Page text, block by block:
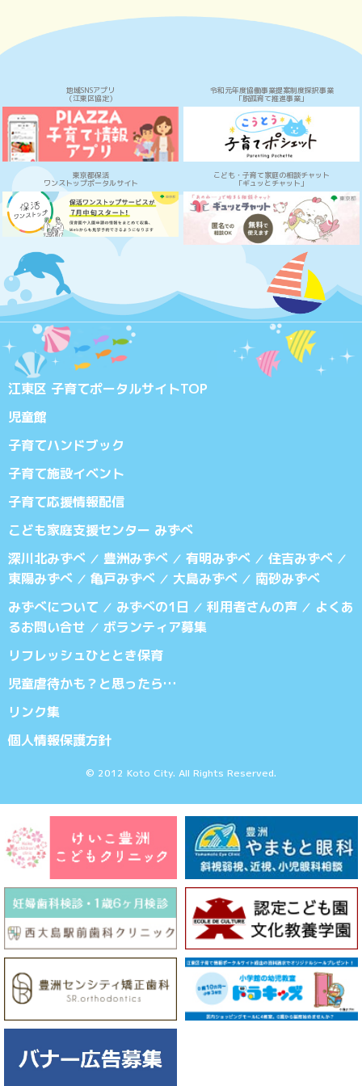
地域SNSアプリ
（江東区協定）
令和元年度協働事業提案制度採択事業
「脱孤育て推進事業」
東京都保活
ワンストップポータルサイト
こども・子育て家庭の相談チャット
「ギュッとチャット」
江東区 子育てポータルサイトTOP
児童館
子育てハンドブック
子育て施設イベント
子育て応援情報配信
こども家庭支援センター みずべ
深川北みずべ ／ 豊洲みずべ ／ 有明みずべ ／ 住吉みずべ ／
東陽みずべ ／ 亀戸みずべ ／ 大島みずべ ／ 南砂みずべ
みずべについて ／ みずべの1日 ／ 利用者さんの声 ／ よくあ
るお問い合せ ／ ボランティア募集
リフレッシュひととき保育
児童虐待かも？と思ったら…
リンク集
個人情報保護方針
© 2012 Koto City. All Rights Reserved.